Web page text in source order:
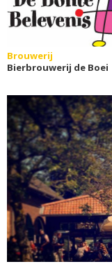
Brouwerij
Bierbrouwerij de Boei